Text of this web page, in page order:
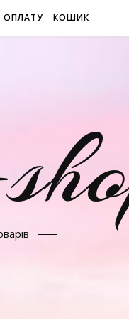
ОПЛАТУ КОШИК